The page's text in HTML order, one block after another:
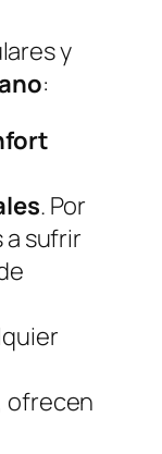
y
:
. Por
a sufrir
ofrecen